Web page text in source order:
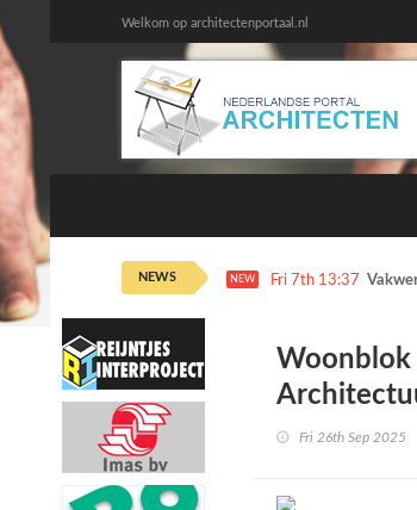
Welkom op architectenportaal.nl
NEWS NEW Fri 7th 13:37
Woonblok
Fri 26th Sep 2025